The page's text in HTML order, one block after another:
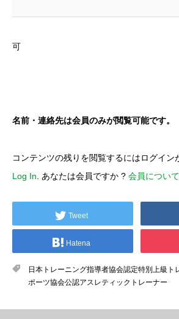
可
名前・連絡先は会員のみが閲覧可能です。
コンテンツの残りを閲覧するにはログイン
Log In . あなたは会員ですか ? 会員について
Tweet
Hatena
日本トレーニング指導者協会認定特別上級ト
ポーツ協会公認アスレティックトレーナー